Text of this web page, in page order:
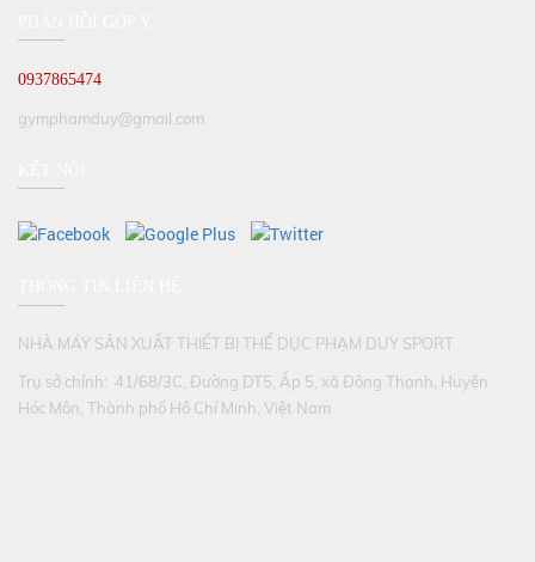
0937865474
gymphamduy@gmail.com
NHÀ MÁY SẢN XUẤT THIẾT BỊ THỂ DỤC PHẠM DUY SPORT
Trụ sở chính: 41/68/3C, Đường DT5, Ấp 5, xã Đông Thạnh, Huyện
Hóc Môn, Thành phố Hồ Chí Minh, Việt Nam